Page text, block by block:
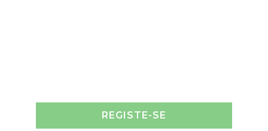
REGISTE-SE